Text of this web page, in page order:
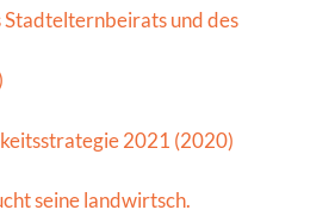
Stadtelternbeirats und des
2021 (2020)
seine landwirtsch.